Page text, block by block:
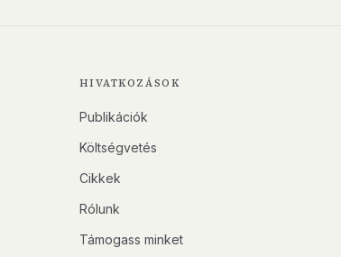
HIVATKOZÁSOK
Publikációk
Költségvetés
Cikkek
Rólunk
Támogass minket